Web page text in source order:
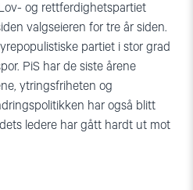
og rettferdighetspartiet
valgseieren for tre år siden.
partiet i stor grad
PiS har de siste årene
ytringsfriheten og
har også blitt
ledere har gått hardt ut mot